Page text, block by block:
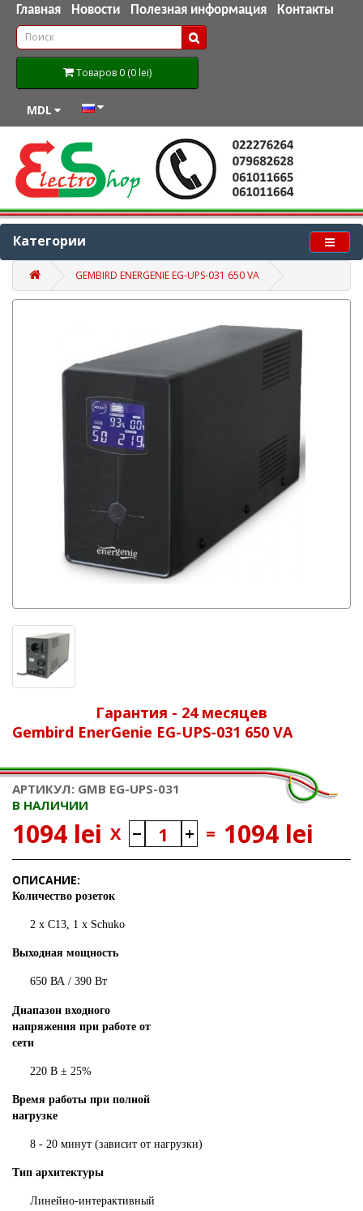
Главная Новости Полезная информация Контакты
Товаров 0 (0 lei)
MDL
Категории
GEMBIRD ENERGENIE EG-UPS-031 650 VA
Гарантия - 24 месяцев
Gembird EnerGenie EG-UPS-031 650 VA
АРТИКУЛ: GMB EG-UPS-031
В НАЛИЧИИ
1094 lei X = 1094 lei
ОПИСАНИЕ:
Количество розеток
2 x C13, 1 х Schuko
Выходная мощность
650 ВА / 390 Вт
Диапазон входного
напряжения при работе от
сети
220 В ± 25%
Время работы при полной
нагрузке
8 - 20 минут (зависит от нагрузки)
Тип архитектуры
Линейно-интерактивный